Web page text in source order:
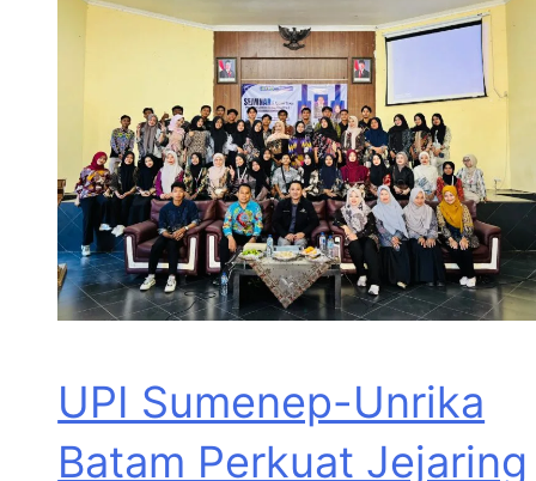
UPI Sumenep-Unrika
Batam Perkuat Jejaring